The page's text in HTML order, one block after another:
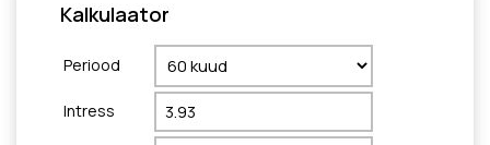
Kalkulaator
Periood
Intress